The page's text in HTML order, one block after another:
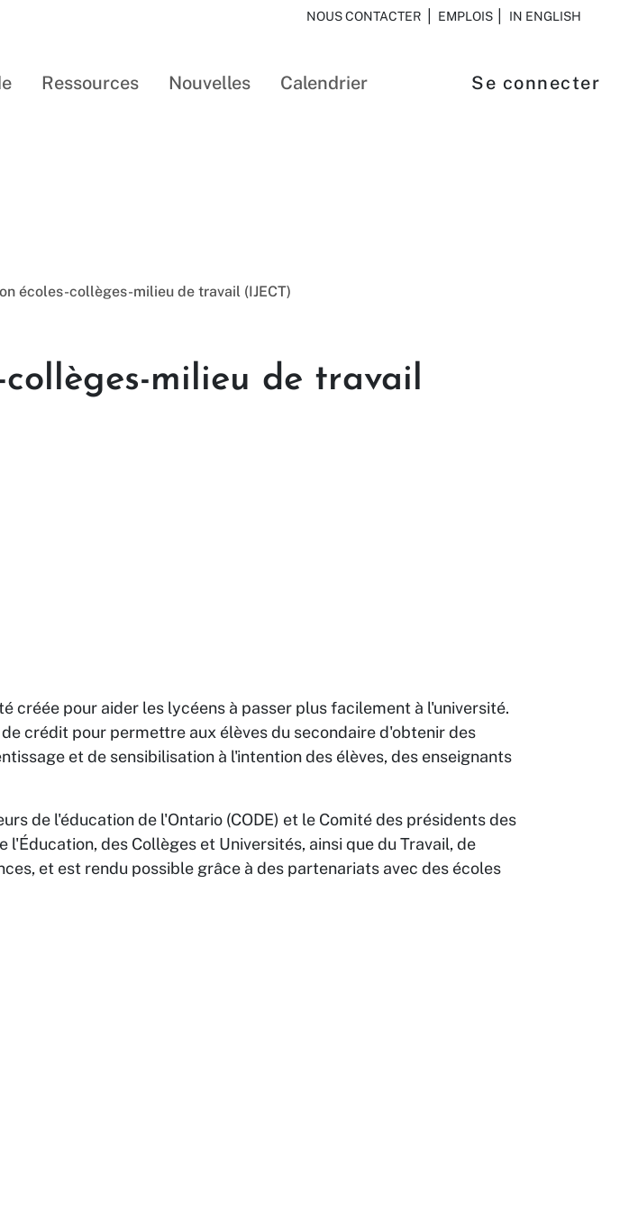
NOUS CONTACTER EMPLOIS IN ENGLISH
Ressources Nouvelles Calendrier Se connecter
écoles-collèges-milieu de travail (IJECT)
milieu de travail
créée pour aider les lycéens à passer plus facilement à l'université.
crédit pour permettre aux élèves du secondaire d'obtenir des
et de sensibilisation à l'intention des élèves, des enseignants
de l'éducation de l'Ontario (CODE) et le Comité des présidents des
des Collèges et Universités, ainsi que du Travail, de
et est rendu possible grâce à des partenariats avec des écoles